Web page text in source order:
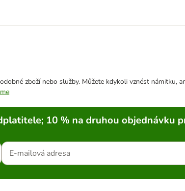
zboží nebo služby. Můžete kdykoli vznést námitku,
10 % na druhou objednávku